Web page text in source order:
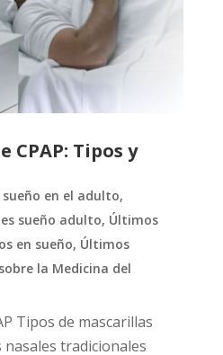
CPAP: Tipos y
sueño en el adulto,
sueño adulto, Últimos
en sueño, Últimos
la Medicina del
Tipos de mascarillas
nasales tradicionales